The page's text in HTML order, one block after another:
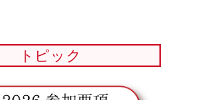
トピック